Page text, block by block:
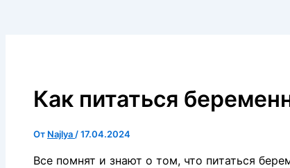
Как питаться
От Najlya /17.04.2024
Все помнят и знают о том, что питаться